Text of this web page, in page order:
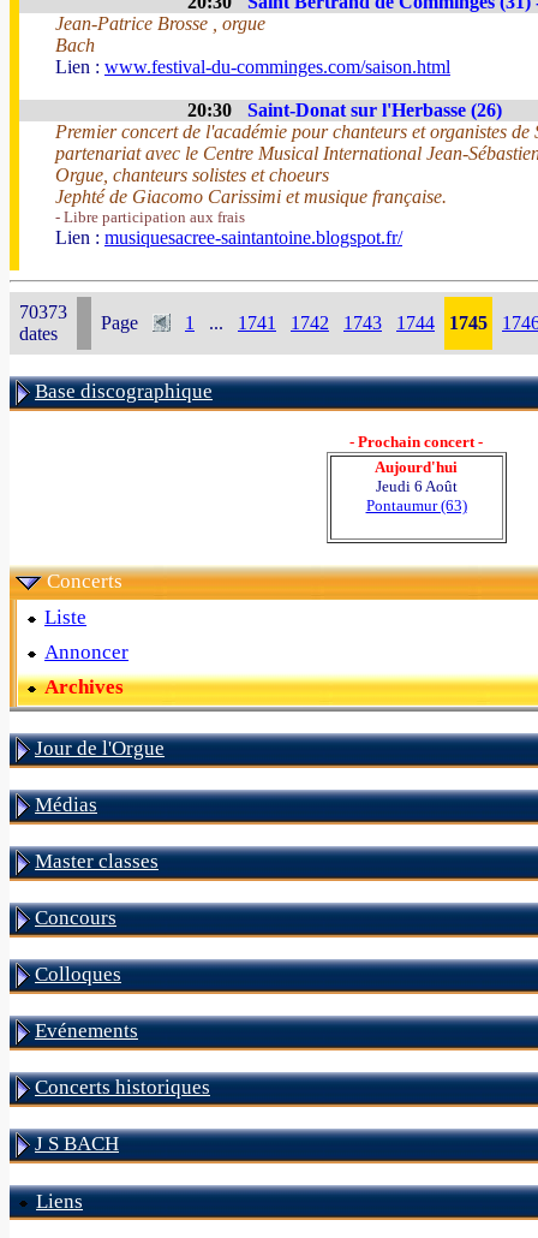
Jean-Patrice Brosse , orgue
Bach
Lien : www.festival-du-comminges.com/saison.html
20:30
Saint-Donat sur l'Herbasse (26)
Premier concert de l'académie pour chanteurs et organistes
partenariat avec le Centre Musical International Jean-
Orgue, chanteurs solistes et choeurs
Jephté de Giacomo Carissimi et musique française.
- Libre participation aux frais
Lien : musiquesacree-saintantoine.blogspot.fr/
70373
dates
Page 1 ... 1741 1742 1743 1744 1745
Base discographique
- Prochain concert -
Aujourd'hui
Jeudi 6 Août
Pontaumur (63)
Concerts
Liste
Annoncer
Archives
Jour de l'Orgue
Médias
Master classes
Concours
Colloques
Evénements
Concerts historiques
J S BACH
Liens